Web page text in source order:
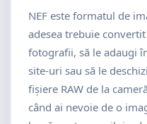
NEF este formatul de
adesea trebuie
fotografii, să le adaugi
site-uri sau să le
fișiere RAW de la
când ai nevoie de o